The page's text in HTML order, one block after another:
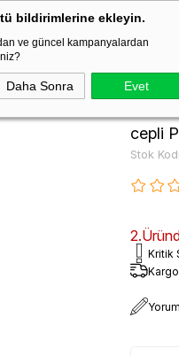
bildirimlerine ekleyin.
ve güncel kampanyalardan
Daha Sonra Evet
cepli Pamuklu Classic
cepli
Stok
Kritik